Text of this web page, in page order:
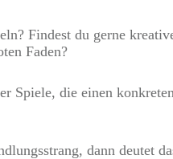
Findest du gerne
Faden?
Spiele, die einen
dann deutet